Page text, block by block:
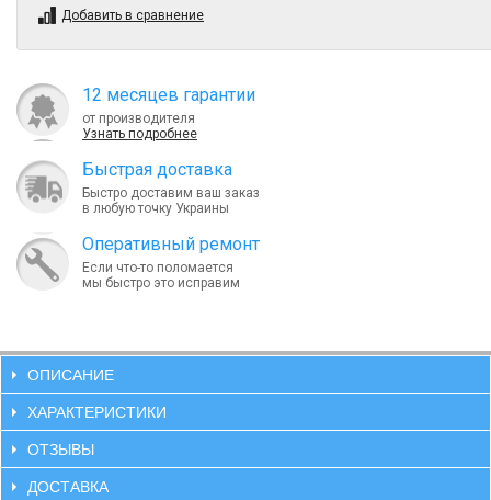
Добавить в сравнение
12 месяцев гарантии
от производителя
Узнать подробнее
Быcтрая доставка
Быстро доставим ваш заказ
в любую точку Украины
Оперативный ремонт
Если что-то поломается
мы быстро это исправим
ОПИСАНИЕ
ХАРАКТЕРИСТИКИ
ОТЗЫВЫ
ДОСТАВКА